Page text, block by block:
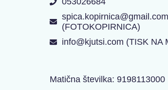
spica.kopirnica@gmail.com
(FOTOKOPIRNICA)
info@kjutsi.com (TISK NA
Matična številka: 9198113000